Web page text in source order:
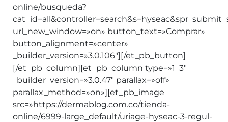
online/busqueda?
url_new_window=»on» button_text=»Comprar»
button_alignment=»center»
_builder_version=»3.0.106″][/et_pb_button]
[/et_pb_column][et_pb_column type=»1_3″
_builder_version=»3.0.47″ parallax=»off»
parallax_method=»on»][et_pb_image
src=»https://dermablog.com.co/tienda-
online/6999-large_default/uriage-hyseac-3-regul-